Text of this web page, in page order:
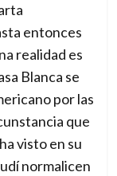
entonces
realidad es
Blanca se
por las
que
visto en su
normalicen